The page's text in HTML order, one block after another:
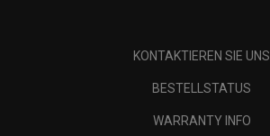
KONTAKTIEREN SIE UNS
BESTELLSTATUS
WARRANTY INFO